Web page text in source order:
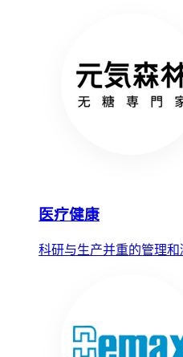
医疗健康
科研与生产并重的管理